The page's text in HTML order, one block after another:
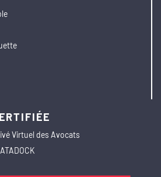
Virtuel des Avocats